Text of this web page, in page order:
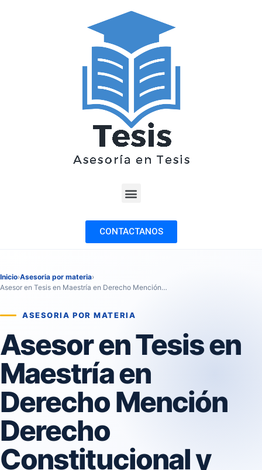
CONTACTANOS
Inicio›Asesoria por materia›
Asesor en Tesis en Maestría en Derecho Mención…
ASESORIA POR MATERIA
Asesor en Tesis en
Maestría en
Derecho Mención
Derecho
Constitucional y